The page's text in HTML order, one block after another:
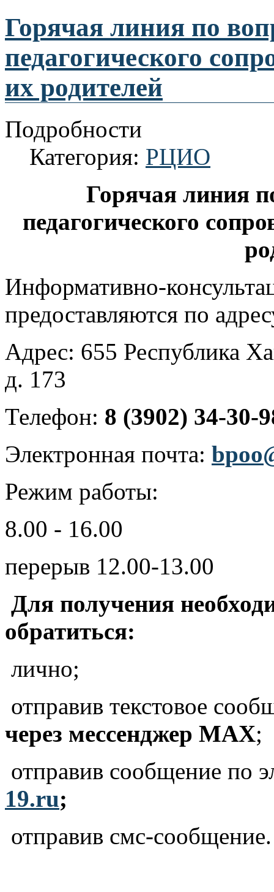
Горячая линия по
педагогического
их родителей
Подробности
Категория: РЦИО
Горячая линия
педагогического
Информативно-
предоставляются по
Адрес: 655 Республика
д. 173
Телефон: 8 (3902) 34-30-
Электронная почта:
Режим работы:
8.00 - 16.00
перерыв 12.00-13.00
Для получения
обратиться:
лично;
отправив текстовое
через мессенджер MAX;
отправив сообщение по
19.ru;
отправив смс-сообщение.